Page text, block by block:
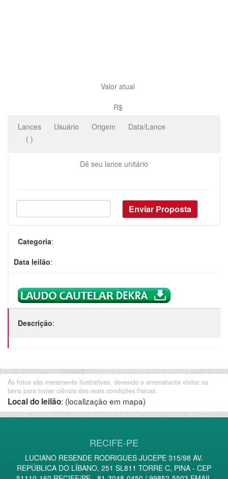
Valor atual
R$
Lances
( )
Usuário Origem Data/Lance
Dê seu lance unitário
Categoria:
Data leilão:
Descrição:
As fotos são meramente ilustrativas, devendo o arrematante visitar os
bens para tomar ciência das reais condições físicas.
Local do leilão: (localização em mapa)
RECIFE-PE
LUCIANO RESENDE RODRIGUES JUCEPE 315/98 AV.
REPÚBLICA DO LÍBANO, 251 SL811 TORRE C, PINA - CEP